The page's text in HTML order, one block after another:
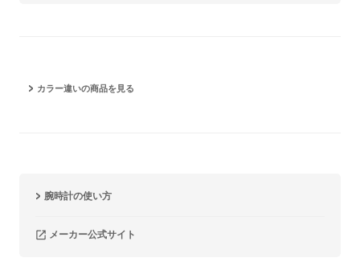
カラー違いの商品を見る
腕時計の使い方
メーカー公式サイト